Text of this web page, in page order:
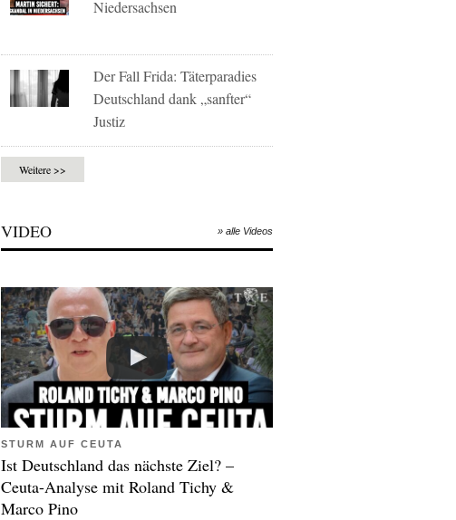
Niedersachsen
Der Fall Frida: Täterparadies
Deutschland dank „sanfter“
Justiz
Weitere >>
VIDEO » alle Videos
STURM AUF CEUTA
Ist Deutschland das nächste Ziel? –
Ceuta-Analyse mit Roland Tichy &
Marco Pino